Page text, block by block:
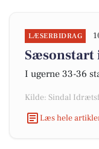
LÆSERBIDRAG
I ugerne 33-36
Kilde: Sindal
Læs hele